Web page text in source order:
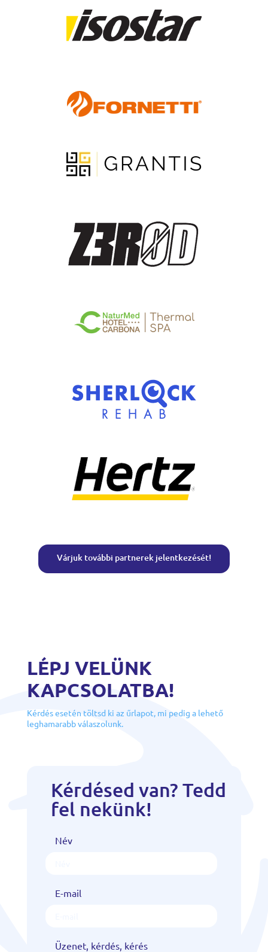
Várjuk további partnerek jelentkezését!
LÉPJ VELÜNK
KAPCSOLATBA!
Kérdés esetén töltsd ki az űrlapot, mi pedig a lehető
leghamarabb válaszolunk.
Kérdésed van? Tedd
fel nekünk!
Név
E-mail
Üzenet, kérdés, kérés